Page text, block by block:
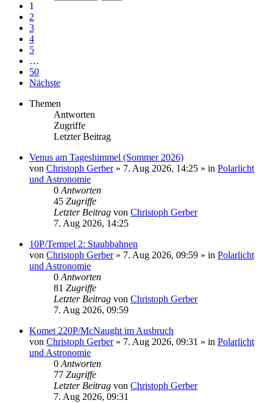
1
2
3
4
5
…
50
Nächste
Themen
Antworten
Zugriffe
Letzter Beitrag
Venus am Tageshimmel (Sommer 2026)
von Christoph Gerber» 7. Aug 2026, 14:25 » in Polarlicht
und Astronomie
0 Antworten
45 Zugriffe
Letzter Beitrag von Christoph Gerber
7. Aug 2026, 14:25
10P/Tempel 2: Staubbahnen
von Christoph Gerber» 7. Aug 2026, 09:59 » in Polarlicht
und Astronomie
0 Antworten
81 Zugriffe
Letzter Beitrag von Christoph Gerber
7. Aug 2026, 09:59
Komet 220P/McNaught im Ausbruch
von Christoph Gerber» 7. Aug 2026, 09:31 » in Polarlicht
und Astronomie
0 Antworten
77 Zugriffe
Letzter Beitrag von Christoph Gerber
7. Aug 2026, 09:31